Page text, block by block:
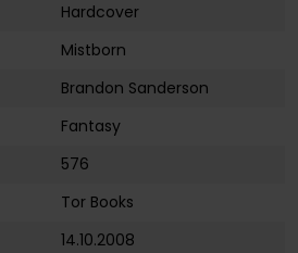
Hardcover
Mistborn
Brandon Sanderson
Fantasy
576
Tor Books
14.10.2008